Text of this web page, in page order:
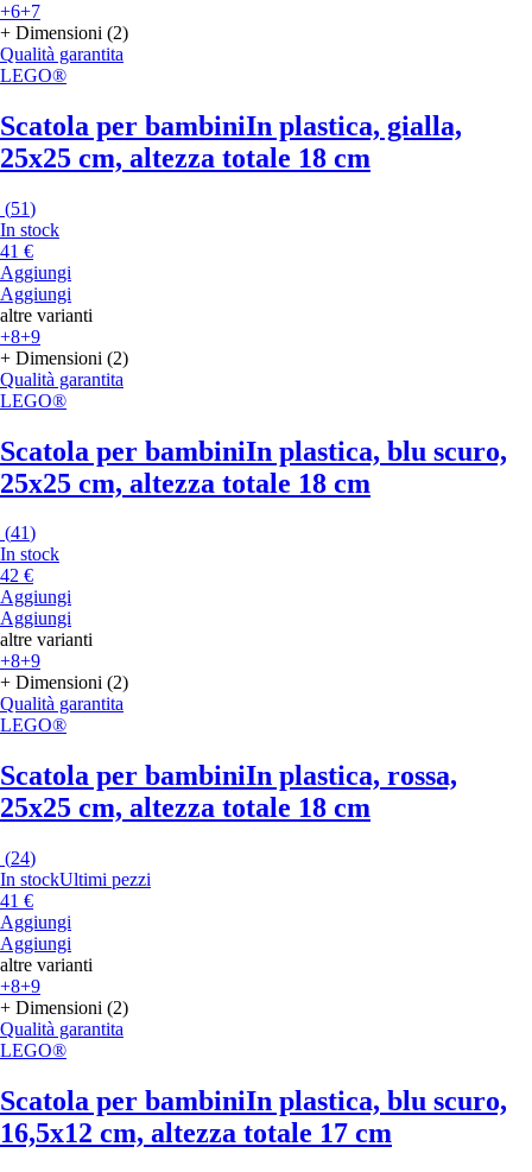
+6+7
+ Dimensioni (2)
Qualità garantita
LEGO®
Scatola per bambiniIn plastica, gialla,
25x25 cm, altezza totale 18 cm
(51)
In stock
41 €
Aggiungi
Aggiungi
altre varianti
+8+9
+ Dimensioni (2)
Qualità garantita
LEGO®
Scatola per bambiniIn plastica, blu scuro,
25x25 cm, altezza totale 18 cm
(41)
In stock
42 €
Aggiungi
Aggiungi
altre varianti
+8+9
+ Dimensioni (2)
Qualità garantita
LEGO®
Scatola per bambiniIn plastica, rossa,
25x25 cm, altezza totale 18 cm
(24)
In stockUltimi pezzi
41 €
Aggiungi
Aggiungi
altre varianti
+8+9
+ Dimensioni (2)
Qualità garantita
LEGO®
Scatola per bambiniIn plastica, blu scuro,
16,5x12 cm, altezza totale 17 cm